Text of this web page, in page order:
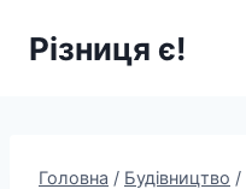
Різниця є!
Головна / Будівництво /